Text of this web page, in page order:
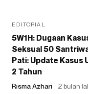
EDITORIAL
5W1H: Dugaan
Seksual 50
Pati: Update Kasus
2 Tahun
Risma Azhari 2 bulan